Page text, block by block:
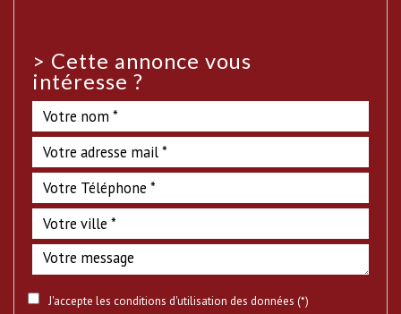
> Cette annonce vous
intéresse ?
J'accepte les conditions d'utilisation des données (*)